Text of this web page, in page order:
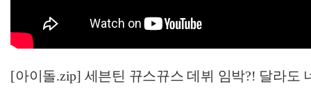
[아이돌.zip] 세븐틴 뀨스뀨스 데뷔 임박?! 달라도